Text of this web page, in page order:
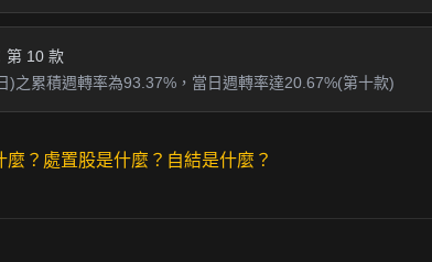
第 10 款
)之累積週轉率為93.37%，當日週轉率達20.67%(第十款)
麼？ 處置股是什麼？ 自結是什麼？